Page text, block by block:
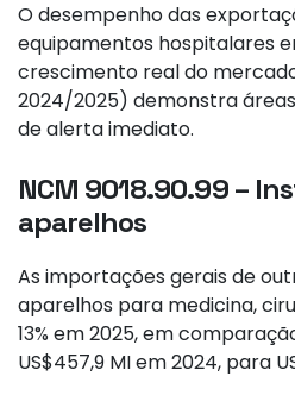
O desempenho das
equipamentos hospitalares
crescimento real do
2024/2025) demonstra
de alerta imediato.
NCM 9018.90.99 –
aparelhos
As importações gerais de
aparelhos para medicina,
13% em 2025, em
US$457,9 MI em 2024, para